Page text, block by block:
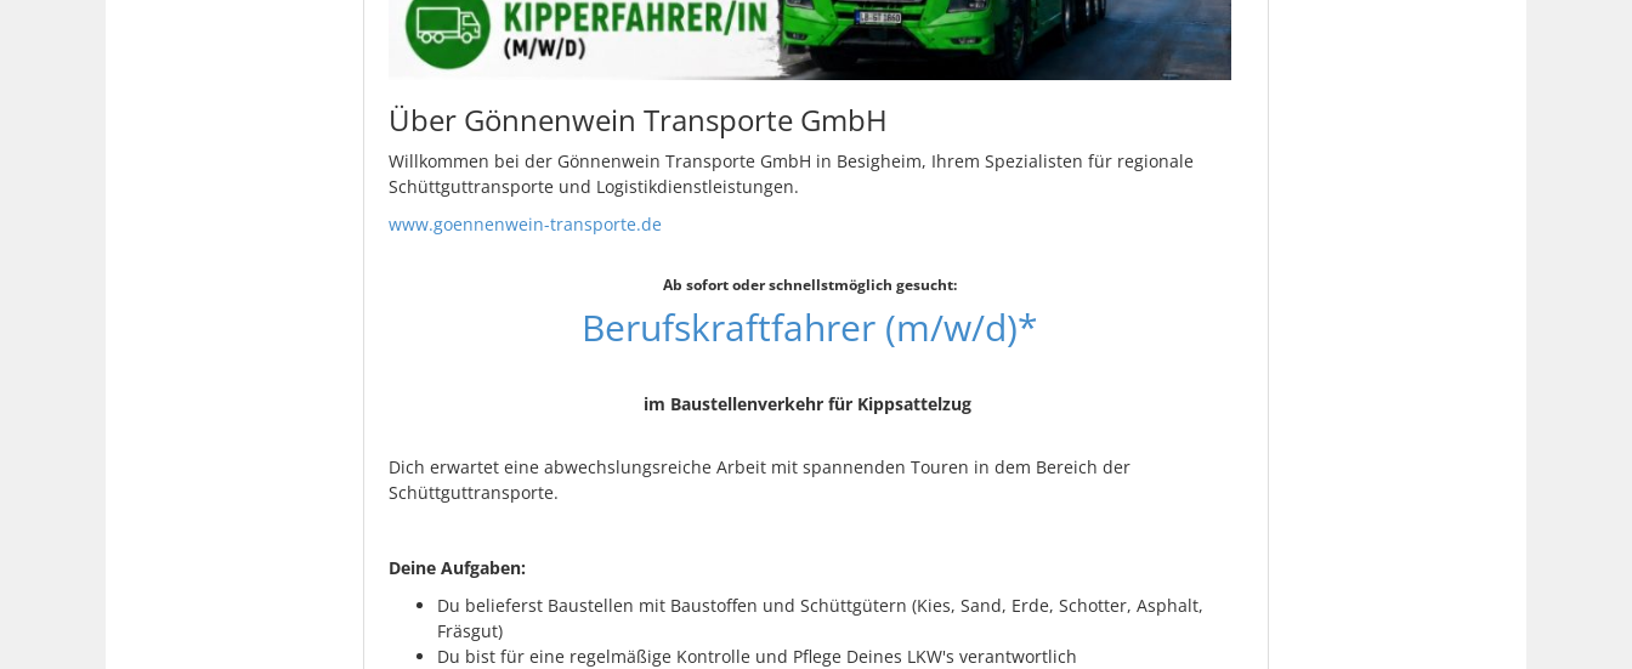
Über Gönnenwein Transporte GmbH
Willkommen bei der Gönnenwein Transporte GmbH in Besigheim, Ihrem Spezialisten für regionale
Schüttguttransporte und Logistikdienstleistungen.
www.goennenwein-transporte.de
Ab sofort oder schnellstmöglich gesucht:
Berufskraftfahrer (m/w/d)*
im Baustellenverkehr für Kippsattelzug
Dich erwartet eine abwechslungsreiche Arbeit mit spannenden Touren in dem Bereich der
Schüttguttransporte.
Deine Aufgaben:
Du belieferst Baustellen mit Baustoffen und Schüttgütern (Kies, Sand, Erde, Schotter, Asphalt,
Fräsgut)
Du bist für eine regelmäßige Kontrolle und Pflege Deines LKW's verantwortlich